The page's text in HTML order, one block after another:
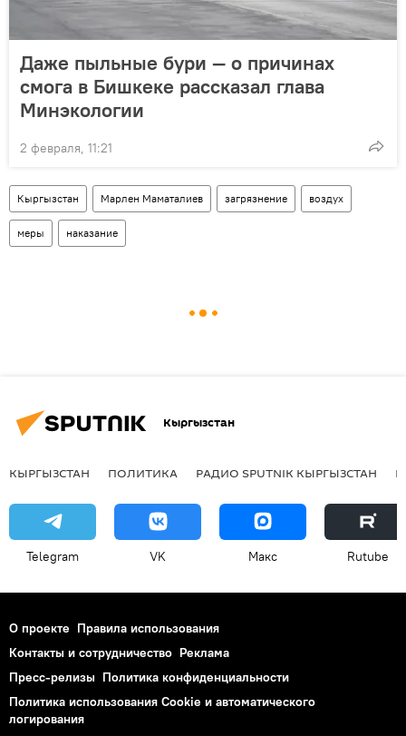
Даже пыльные бури — о причинах
смога в Бишкеке рассказал глава
Минэкологии
2 февраля, 11:21
Кыргызстан Марлен Маматалиев загрязнение воздух
меры наказание
Кыргызстан
КЫРГЫЗСТАН ПОЛИТИКА РАДИО SPUTNIK КЫРГЫЗСТАН
Telegram VK Макс Rutube
О проекте Правила использования
Контакты и сотрудничество Реклама
Пресс-релизы Политика конфиденциальности
Политика использования Cookie и автоматического
логирования